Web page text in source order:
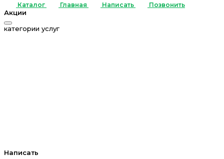
Каталог Главная Написать Позвонить
Акции
категории услуг
Написать